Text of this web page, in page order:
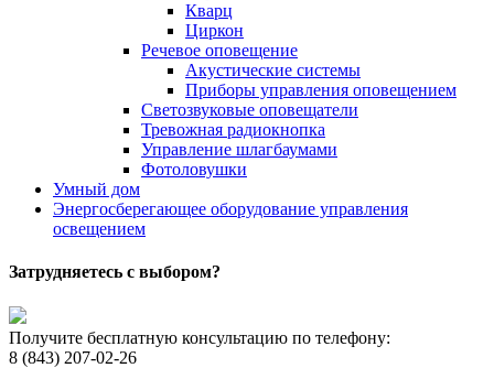
Кварц
Циркон
Речевое оповещение
Акустические системы
Приборы управления оповещением
Светозвуковые оповещатели
Тревожная радиокнопка
Управление шлагбаумами
Фотоловушки
Умный дом
Энергосберегающее оборудование управления
освещением
Затрудняетесь с выбором?
Получите бесплатную консультацию по телефону:
8 (843) 207-02-26